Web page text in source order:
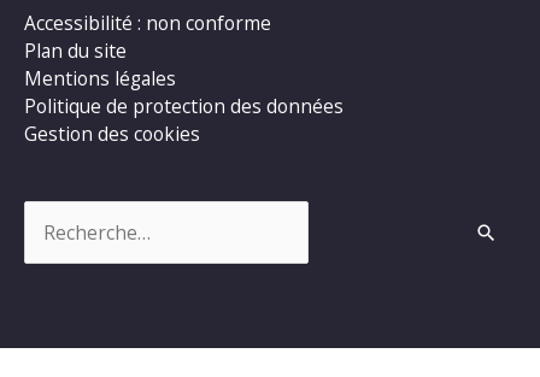
Accessibilité : non conforme
Plan du site
Mentions légales
Politique de protection des données
Gestion des cookies